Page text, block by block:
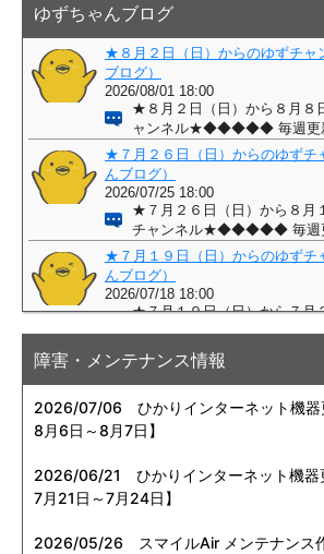
ゆずちゃんブログ
障害・メンテナンス情報
2026/07/06 ひかりインターネット機
8月6日～8月7日】
2026/06/21
ひかりインターネット機
7月21日～7月24日】
2026/05/26 スマイルAir メンテナンス